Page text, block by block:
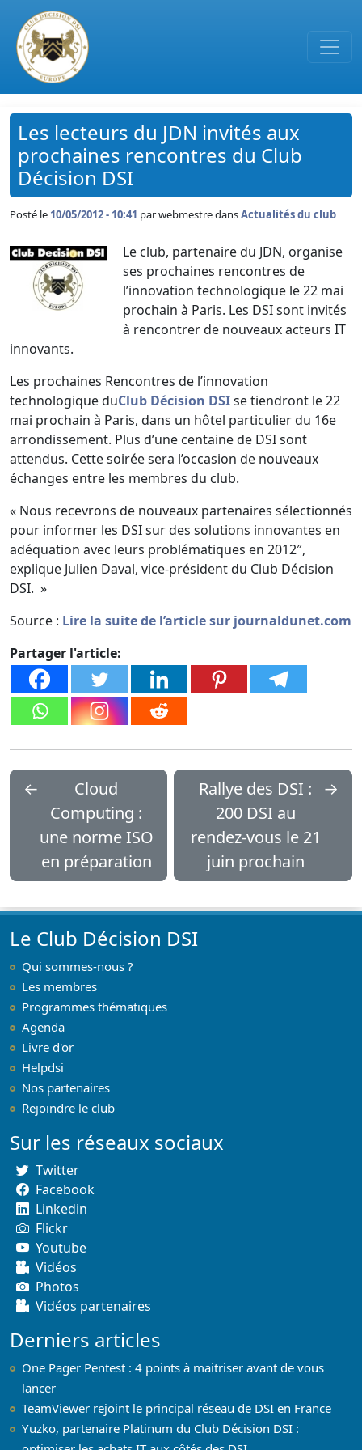
Passer au contenu principal
Les lecteurs du JDN invités aux
prochaines rencontres du Club
Décision DSI
Posté le 10/05/2012 - 10:41 parwebmestre dansActualités du club
Le club, partenaire du JDN, organise
ses prochaines rencontres de
l’innovation technologique le 22 mai
prochain à Paris. Les DSI sont invités
à rencontrer de nouveaux acteurs IT
innovants.
Les prochaines Rencontres de l’innovation
technologique duClub Décision DSIse tiendront le 22
mai prochain à Paris, dans un hôtel particulier du 16e
arrondissement. Plus d’une centaine de DSI sont
attendus. Cette soirée sera l’occasion de nouveaux
échanges entre les membres du club.
« Nous recevrons de nouveaux partenaires sélectionnés
pour informer les DSI sur des solutions innovantes en
adéquation avec leurs problématiques en 2012″,
explique Julien Daval, vice-président du Club Décision
DSI. »
Source : Lire la suite de l’article sur journaldunet.com
Partager l'article:
←
Cloud
Computing :
une norme ISO
en préparation
Rallye des DSI :
200 DSI au
rendez-vous le 21
juin prochain
→
Le Club Décision DSI
Qui sommes-nous ?
Les membres
Programmes thématiques
Agenda
Livre d'or
Helpdsi
Nos partenaires
Rejoindre le club
Sur les réseaux sociaux
Twitter
Facebook
Linkedin
Flickr
Youtube
Vidéos
Photos
Vidéos partenaires
Derniers articles
One Pager Pentest : 4 points à maitriser avant de vous
lancer
TeamViewer rejoint le principal réseau de DSI en France
Yuzko, partenaire Platinum du Club Décision DSI :